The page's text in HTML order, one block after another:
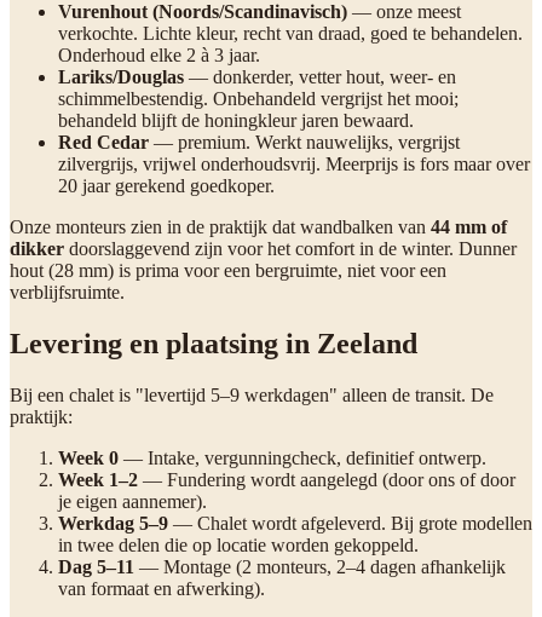
Vurenhout (Noords/Scandinavisch) — onze meest
verkochte. Lichte kleur, recht van draad, goed te behandelen.
Onderhoud elke 2 à 3 jaar.
Lariks/Douglas — donkerder, vetter hout, weer- en
schimmelbestendig. Onbehandeld vergrijst het mooi;
behandeld blijft de honingkleur jaren bewaard.
Red Cedar — premium. Werkt nauwelijks, vergrijst
zilvergrijs, vrijwel onderhoudsvrij. Meerprijs is fors maar over
20 jaar gerekend goedkoper.
Onze monteurs zien in de praktijk dat wandbalken van 44 mm of
dikker doorslaggevend zijn voor het comfort in de winter. Dunner
hout (28 mm) is prima voor een bergruimte, niet voor een
verblijfsruimte.
Levering en plaatsing in Zeeland
Bij een chalet is "levertijd 5–9 werkdagen" alleen de transit. De
praktijk:
Week 0 — Intake, vergunningcheck, definitief ontwerp.
Week 1–2 — Fundering wordt aangelegd (door ons of door
je eigen aannemer).
Werkdag 5–9 — Chalet wordt afgeleverd. Bij grote modellen
in twee delen die op locatie worden gekoppeld.
Dag 5–11 — Montage (2 monteurs, 2–4 dagen afhankelijk
van formaat en afwerking).